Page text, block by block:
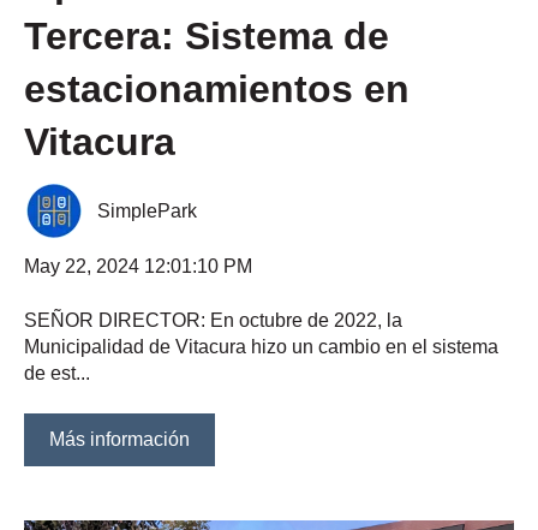
Tercera: Sistema de
estacionamientos en
Vitacura
SimplePark
May 22, 2024 12:01:10 PM
SEÑOR DIRECTOR: En octubre de 2022, la
Municipalidad de Vitacura hizo un cambio en el sistema
de est...
Más información